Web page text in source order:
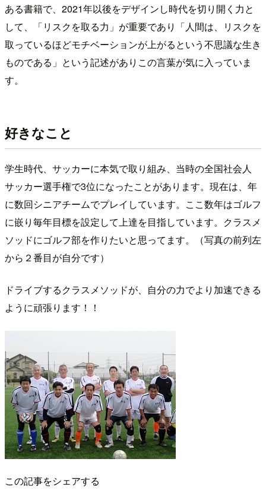
ある書籍で、2021年以後をデザインし時代を切り開く力と
して、「リスクを取る力」が重要であり「人間は、リスクを
取っているほどモチベーションが上がるという不思議な生き
ものである」という記述がありこの言葉が気に入っていま
す。
好きなこと
学生時代、サッカーに本気で取り組み、当時の全国社会人
サッカー選手権で3位になったことがあります。現在は、年
に数回シニアチームでプレイしています。ここ数年はゴルフ
に嵌り毎年目標を設定して上達を目指しています。クラスメ
ソッドにゴルフ部を作りたいと思ってます。（写真の前列左
から２番目が自分です）
ドライブするクラスメソッドが、自分の力でより加速できる
ように頑張ります！！
この記事をシェアする